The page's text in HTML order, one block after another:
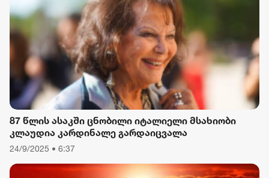
87 წლის ასაკში ცნობილი იტალიელი მსახიობი
კლაუდია კარდინალე გარდაიცვალა
24/9/2025 • 6:37